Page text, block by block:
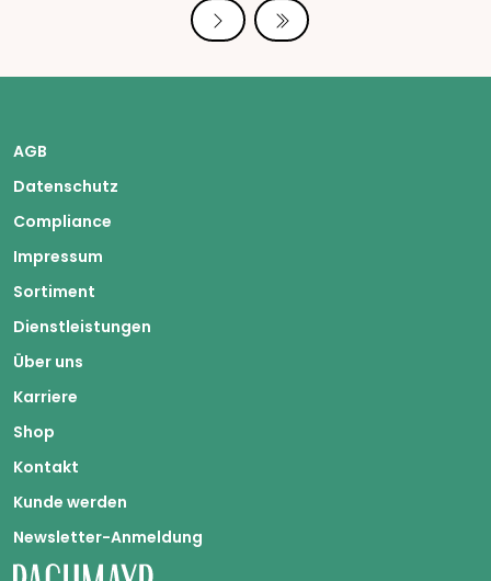
AGB
Datenschutz
Compliance
Impressum
Sortiment
Dienstleistungen
Über uns
Karriere
Shop
Kontakt
Kunde werden
Newsletter-Anmeldung